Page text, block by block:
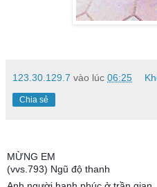
123.30.129.7 vào lúc 06:25
Chia sẻ
MỪNG EM
(vvs.793) Ngũ độ thanh